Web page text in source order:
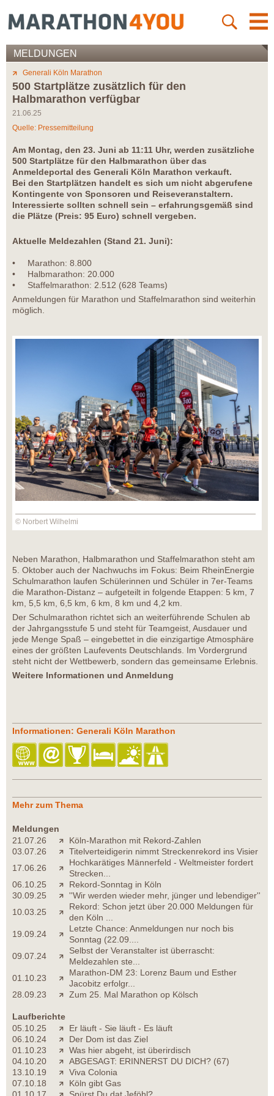
MELDUNGEN
Generali Köln Marathon
500 Startplätze zusätzlich für den
Halbmarathon verfügbar
21.06.25
Quelle: Pressemitteilung
Am Montag, den 23. Juni ab 11:11 Uhr, werden zusätzliche
500 Startplätze für den Halbmarathon über das
Anmeldeportal des Generali Köln Marathon verkauft.
Bei den Startplätzen handelt es sich um nicht abgerufene
Kontingente von Sponsoren und Reiseveranstaltern.
Interessierte sollten schnell sein – erfahrungsgemäß sind
die Plätze (Preis: 95 Euro) schnell vergeben.
Aktuelle Meldezahlen (Stand 21. Juni):
• Marathon: 8.800
• Halbmarathon: 20.000
• Staffelmarathon: 2.512 (628 Teams)
Anmeldungen für Marathon und Staffelmarathon sind weiterhin
möglich.
© Norbert Wilhelmi
Neben Marathon, Halbmarathon und Staffelmarathon steht am
5. Oktober auch der Nachwuchs im Fokus: Beim RheinEnergie
Schulmarathon laufen Schülerinnen und Schüler in 7er-Teams
die Marathon-Distanz – aufgeteilt in folgende Etappen: 5 km, 7
km, 5,5 km, 6,5 km, 6 km, 8 km und 4,2 km.
Der Schulmarathon richtet sich an weiterführende Schulen ab
der Jahrgangsstufe 5 und steht für Teamgeist, Ausdauer und
jede Menge Spaß – eingebettet in die einzigartige Atmosphäre
eines der größten Laufevents Deutschlands. Im Vordergrund
steht nicht der Wettbewerb, sondern das gemeinsame Erlebnis.
Weitere Informationen und Anmeldung
Informationen: Generali Köln Marathon
Mehr zum Thema
Meldungen
21.07.26
Köln-Marathon mit Rekord-Zahlen
03.07.26
Titelverteidigerin nimmt Streckenrekord ins Visier
17.06.26
Hochkarätiges Männerfeld - Weltmeister fordert
Strecken...
06.10.25
Rekord-Sonntag in Köln
30.09.25
''Wir werden wieder mehr, jünger und lebendiger''
10.03.25
Rekord: Schon jetzt über 20.000 Meldungen für
den Köln ...
19.09.24
Letzte Chance: Anmeldungen nur noch bis
Sonntag (22.09....
09.07.24
Selbst der Veranstalter ist überrascht:
Meldezahlen ste...
01.10.23
Marathon-DM 23: Lorenz Baum und Esther
Jacobitz erfolgr...
28.09.23
Zum 25. Mal Marathon op Kölsch
Laufberichte
05.10.25
Er läuft - Sie läuft - Es läuft
06.10.24
Der Dom ist das Ziel
01.10.23
Was hier abgeht, ist überirdisch
04.10.20
ABGESAGT: ERINNERST DU DICH? (67)
13.10.19
Viva Colonia
07.10.18
Köln gibt Gas